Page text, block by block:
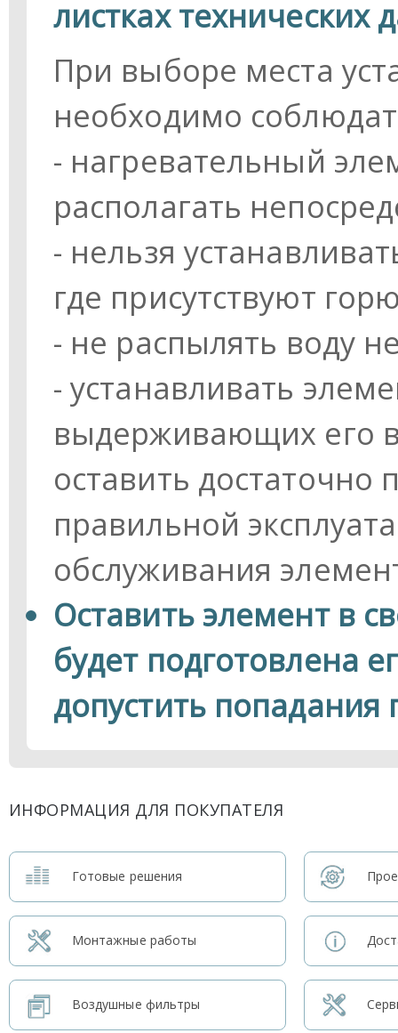
листках технических
При выборе места
необходимо
- нагревательный
располагать
- нельзя
где присутствуют
- не распылять воду
- устанавливать
выдерживающих его
оставить достаточно
правильной
обслуживания
Оставить элемент в
будет подготовлена
допустить
ИНФОРМАЦИЯ ДЛЯ ПОКУПАТЕЛЯ
Готовые решения
Монтажные работы
Воздушные фильтры